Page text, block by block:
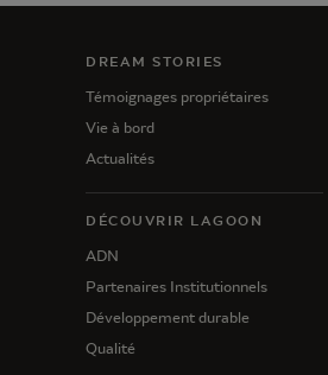
DREAM STORIES
Témoignages propriétaires
Vie à bord
Actualités
DÉCOUVRIR LAGOON
ADN
Partenaires Institutionnels
Développement durable
Qualité